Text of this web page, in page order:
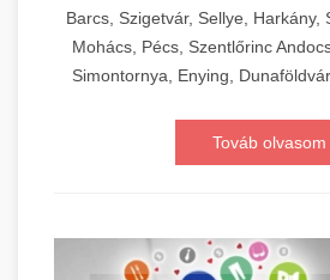
Barcs, Szigetvár, Sellye, Harkány,
Mohács, Pécs, Szentlőrinc
Simontornya, Enying,
Továb olvasom